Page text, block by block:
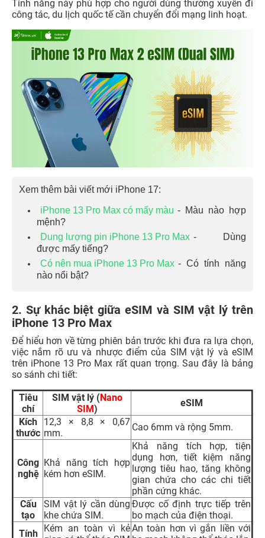
Tính năng này phù hợp cho người dùng thường xuyên đi
công tác, du lịch quốc tế cần chuyển đổi mạng linh hoạt.
Xem thêm bài viết mới iPhone 17:
iPhone 13 Pro Max có mấy màu - Màu nào hợp
mệnh?
Dung lượng pin iPhone 13 Pro Max - Dùng
được mấy tiếng?
Có nên mua iPhone 13 Pro Max - Có tính năng
nào nổi bật?
2. Sự khác biệt giữa eSIM và SIM vật lý trên
iPhone 13 Pro Max
Để hiểu hơn về từng phiên bản trước khi đưa ra lựa chọn,
việc nắm rõ ưu và nhược điểm của SIM vật lý và eSIM
trên iPhone 13 Pro Max rất quan trọng. Sau đây là bảng
so sánh chi tiết:
Tiêu
chí
SIM vật lý (Nano
SIM)
eSIM
Kích
thước
12,3 × 8,8 × 0,67
mm.
Cao 6mm và rộng 5mm.
Công
nghệ
Khả năng tích hợp
kém hơn eSIM.
Khả năng tích hợp, tiện
dụng hơn, tiết kiệm năng
lượng tiêu hao, tăng không
gian chứa cho các chi tiết
phần cứng khác.
Cấu
tạo
SIM vật lý cần dùng
khe chứa SIM.
Được cố định trực tiếp trên
bo mạch của điện thoại.
Tính
Kém an toàn vì kẻAn toàn hơn vì gắn liền với